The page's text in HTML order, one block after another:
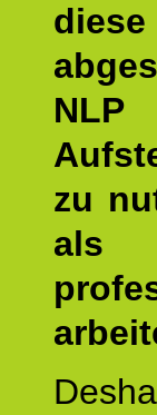
zu
als